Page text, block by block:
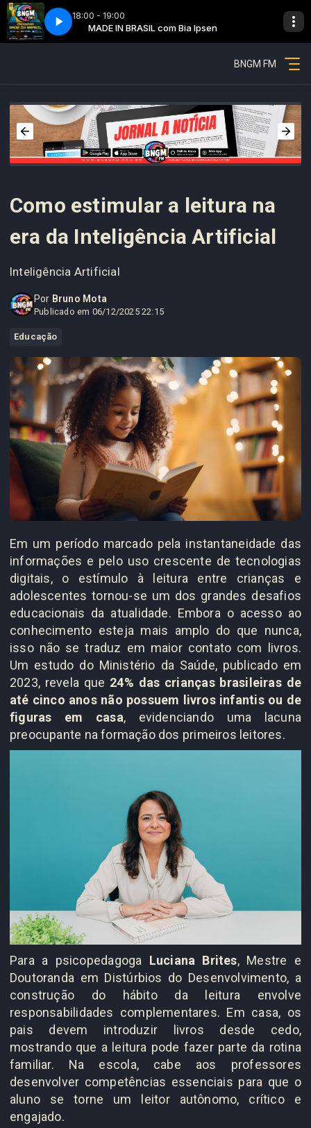
18:00 - 19:00
MADE IN BRASIL com Bia Ipsen
Made in Brazil - Parte 2
BNGM FM
Como estimular a leitura na
era da Inteligência Artificial
Inteligência Artificial
Por Bruno Mota
Publicado em 06/12/2025 22:15
Educação
Em um período marcado pela instantaneidade das
informações e pelo uso crescente de tecnologias
digitais, o estímulo à leitura entre crianças e
adolescentes tornou-se um dos grandes desafios
educacionais da atualidade. Embora o acesso ao
conhecimento esteja mais amplo do que nunca,
isso não se traduz em maior contato com livros.
Um estudo do Ministério da Saúde, publicado em
2023, revela que 24% das crianças brasileiras de
até cinco anos não possuem livros infantis ou de
figuras em casa, evidenciando uma lacuna
preocupante na formação dos primeiros leitores.
Para a psicopedagoga Luciana Brites, Mestre e
Doutoranda em Distúrbios do Desenvolvimento, a
construção do hábito da leitura envolve
responsabilidades complementares. Em casa, os
pais devem introduzir livros desde cedo,
mostrando que a leitura pode fazer parte da rotina
familiar. Na escola, cabe aos professores
desenvolver competências essenciais para que o
aluno se torne um leitor autônomo, crítico e
engajado.